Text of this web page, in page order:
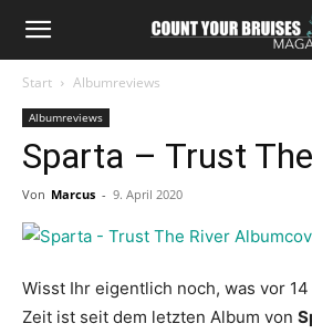
Start Albumreviews
Albumreviews
Sparta – Trust
Von Marcus - 9. April 2020
Wisst Ihr eigentlich noch, was vor
Zeit ist seit dem letzten Album von